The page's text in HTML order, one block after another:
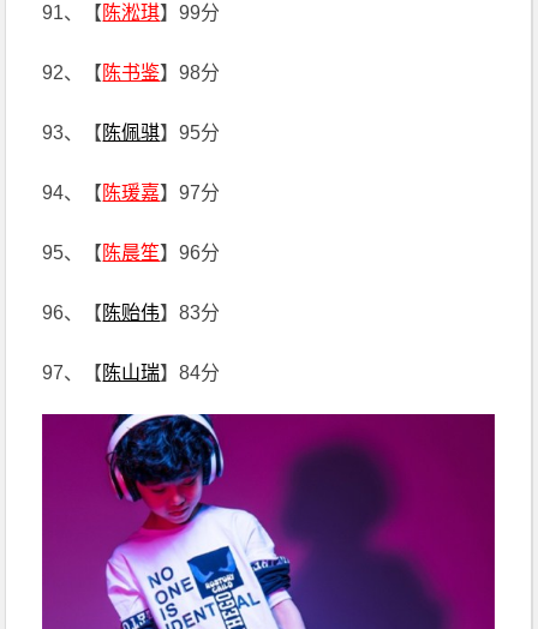
91、【 陈淞琪】99分
92、【 陈书鉴】98分
93、【 陈佩骐】95分
94、【 陈瑗嘉】97分
95、【 陈晨笙】96分
96、【 陈贻伟】83分
97、【 陈山瑞】84分